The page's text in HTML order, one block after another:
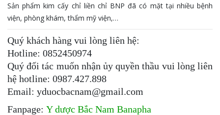
Sản phẩm kim cấy chỉ liền chỉ BNP đã có mặt tại nhiều bệnh
viện, phòng khám, thẩm mỹ viện,…
Quý khách hàng vui lòng liên hệ:
Hotline: 0852450974
Quý đối tác muốn nhận ủy quyền thầu vui lòng liên
hệ hotline: 0987.427.898
Email: yduocbacnam@gmail.com
Fanpage: Y dược Bắc Nam Banapha